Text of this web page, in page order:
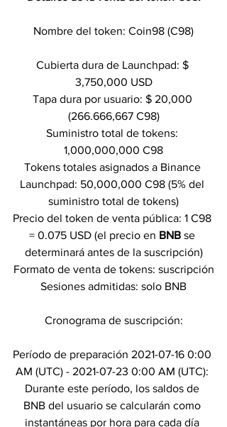
Nombre del token: Coin98 (C98)
Cubierta dura de Launchpad: $
3,750,000 USD
Tapa dura por usuario: $ 20,000
(266.666,667 C98)
Suministro total de tokens:
1,000,000,000 C98
Tokens totales asignados a Binance
Launchpad: 50,000,000 C98 (5% del
suministro total de tokens)
Precio del token de venta pública: 1 C98
= 0.075 USD (el precio en BNB se
determinará antes de la suscripción)
Formato de venta de tokens: suscripción
Sesiones admitidas: solo BNB
Cronograma de suscripción:
Período de preparación 2021-07-16 0:00
AM (UTC) - 2021-07-23 0:00 AM (UTC):
Durante este período, los saldos de
BNB del usuario se calcularán como
instantáneas por hora para cada día